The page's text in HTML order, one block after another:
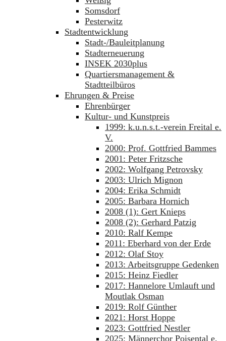
Somsdorf
Pesterwitz
Stadtentwicklung
Stadt-/Bauleitplanung
Stadterneuerung
INSEK 2030plus
Quartiersmanagement &
Stadtteilbüros
Ehrungen & Preise
Ehrenbürger
Kultur- und Kunstpreis
1999: k.u.n.s.t.-verein Freital e.
V.
2000: Prof. Gottfried Bammes
2001: Peter Fritzsche
2002: Wolfgang Petrovsky
2003: Ulrich Mignon
2004: Erika Schmidt
2005: Barbara Hornich
2008 (1): Gert Knieps
2008 (2): Gerhard Patzig
2010: Ralf Kempe
2011: Eberhard von der Erde
2012: Olaf Stoy
2013: Arbeitsgruppe Gedenken
2015: Heinz Fiedler
2017: Hannelore Umlauft und
Moutlak Osman
2019: Rolf Günther
2021: Horst Hoppe
2023: Gottfried Nestler
2025: Männerchor Poisental e.